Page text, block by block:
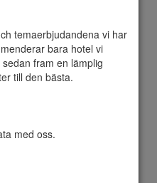
temaerbjudandena vi har
bara hotel vi
fram en lämplig
till den bästa.
med oss.
tyska och svenska:
Юрьев, Jurjev,
är en
Livland och var